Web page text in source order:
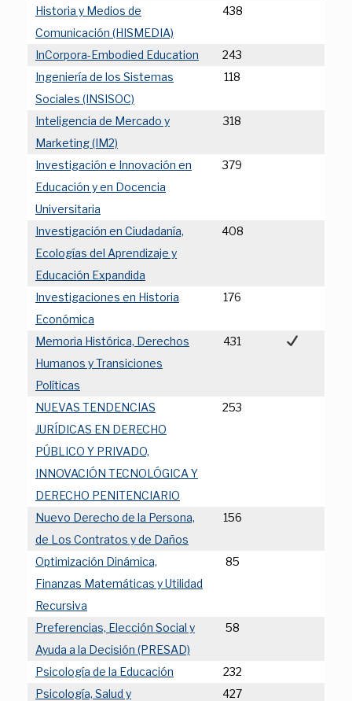
Historia y Medios de
Comunicación (HISMEDIA)
438
InCorpora-Embodied Education
243
Ingeniería de los Sistemas
Sociales (INSISOC)
118
Inteligencia de Mercado y
Marketing (IM2)
318
Investigación e Innovación en
Educación y en Docencia
Universitaria
379
Investigación en Ciudadanía,
Ecologías del Aprendizaje y
Educación Expandida
408
Investigaciones en Historia
Económica
176
Memoria Histórica, Derechos
Humanos y Transiciones
Políticas
431
NUEVAS TENDENCIAS
JURÍDICAS EN DERECHO
PÚBLICO Y PRIVADO,
INNOVACIÓN TECNOLÓGICA Y
DERECHO PENITENCIARIO
253
Nuevo Derecho de la Persona,
de Los Contratos y de Daños
156
Optimización Dinámica,
Finanzas Matemáticas y Utilidad
Recursiva
85
Preferencias, Elección Social y
Ayuda a la Decisión (PRESAD)
58
Psicología de la Educación
232
Psicología, Salud y
427